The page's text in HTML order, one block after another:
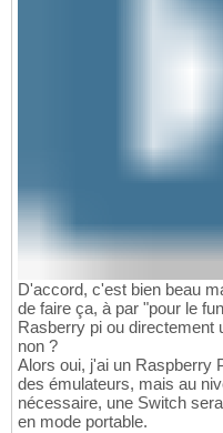
D'accord, c'est bien beau
de faire ça, à par "pour le
Rasberry pi ou directement
non ?
Alors oui, j'ai un Raspberry
des émulateurs, mais au
nécessaire, une Switch
en mode portable.